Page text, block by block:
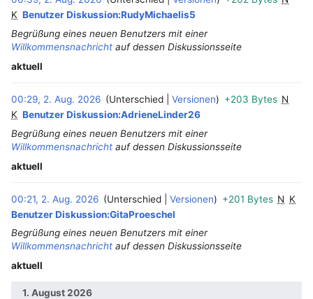
K Benutzer Diskussion:RudyMichaelis5
Begrüßung eines neuen Benutzers mit einer
Willkommensnachricht auf dessen Diskussionsseite
aktuell
00:29, 2. Aug. 2026 Unterschied Versionen +203 Bytes N
K Benutzer Diskussion:AdrieneLinder26
Begrüßung eines neuen Benutzers mit einer
Willkommensnachricht auf dessen Diskussionsseite
aktuell
00:21, 2. Aug. 2026 Unterschied Versionen +201 Bytes N K
Benutzer Diskussion:GitaProeschel
Begrüßung eines neuen Benutzers mit einer
Willkommensnachricht auf dessen Diskussionsseite
aktuell
1. August 2026